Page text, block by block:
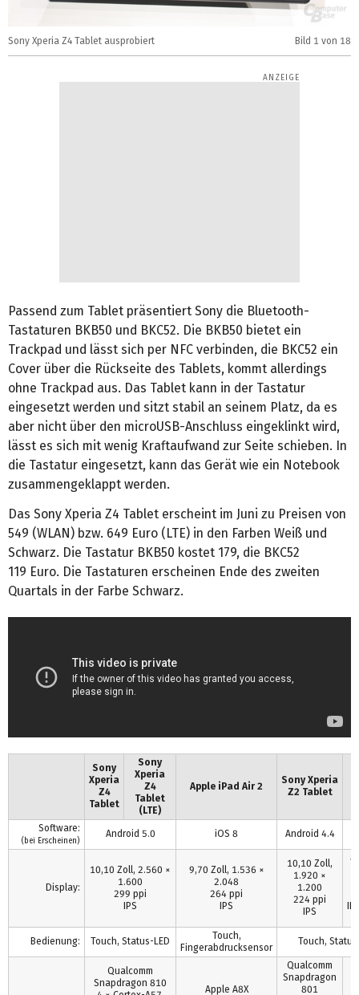
Sony Xperia Z4 Tablet ausprobiert Bild 1 von 18
Passend zum Tablet präsentiert Sony die Bluetooth-
Tastaturen BKB50 und BKC52. Die BKB50 bietet ein
Trackpad und lässt sich per NFC verbinden, die BKC52 ein
Cover über die Rückseite des Tablets, kommt allerdings
ohne Trackpad aus. Das Tablet kann in der Tastatur
eingesetzt werden und sitzt stabil an seinem Platz, da es
aber nicht über den microUSB-Anschluss eingeklinkt wird,
lässt es sich mit wenig Kraftaufwand zur Seite schieben. In
die Tastatur eingesetzt, kann das Gerät wie ein Notebook
zusammengeklappt werden.
Das Sony Xperia Z4 Tablet erscheint im Juni zu Preisen von
549 (WLAN) bzw. 649 Euro (LTE) in den Farben Weiß und
Schwarz. Die Tastatur BKB50 kostet 179, die BKC52
119 Euro. Die Tastaturen erscheinen Ende des zweiten
Quartals in der Farbe Schwarz.
Sony
Xperia
Z4
Tablet
Sony
Xperia
Z4
Tablet
(LTE)
Apple iPad Air 2
Sony Xperia
Z2 Tablet
Software:
(bei Erscheinen)
Android 5.0 iOS 8 Android 4.4
Display:
10,10 Zoll, 2.560 ×
1.600
299 ppi
IPS
9,70 Zoll, 1.536 ×
2.048
264 ppi
IPS
10,10 Zoll,
1.920 ×
1.200
224 ppi
IPS
Bedienung: Touch, Status-LED
Touch,
Fingerabdrucksensor
Touch,
Qualcomm
Snapdragon 810
Apple A8X
Qualcomm
Snapdragon
801